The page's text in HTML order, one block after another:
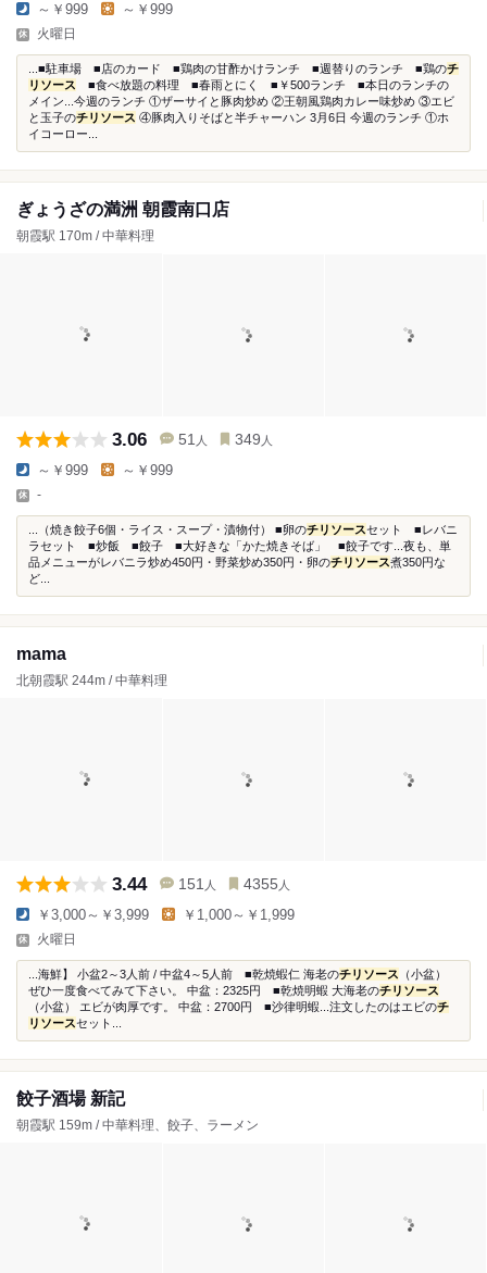
～￥999 ～￥999
火曜日
...■駐車場 ■店のカード ■鶏肉の甘酢かけランチ ■週替りのランチ ■鶏のチ
リソース ■食べ放題の料理 ■春雨とにく ■￥500ランチ ■本日のランチの
メイン...今週のランチ ①ザーサイと豚肉炒め ②王朝風鶏肉カレー味炒め ③エビ
と玉子のチリソース ④豚肉入りそばと半チャーハン 3月6日 今週のランチ ①ホ
イコーロー...
ぎょうざの満洲 朝霞南口店
朝霞駅 170m / 中華料理
3.06 51 人 349 人
～￥999 ～￥999
-
...（焼き餃子6個・ライス・スープ・漬物付） ■卵のチリソースセット ■レバニ
ラセット ■炒飯 ■餃子 ■大好きな「かた焼きそば」 ■餃子です...夜も、単
品メニューがレバニラ炒め450円・野菜炒め350円・卵のチリソース煮350円な
ど...
mama
北朝霞駅 244m / 中華料理
3.44 151 人 4355 人
￥3,000～￥3,999 ￥1,000～￥1,999
火曜日
...海鮮】 小盆2～3人前 / 中盆4～5人前 ■乾焼蝦仁 海老のチリソース （小盆）
ぜひ一度食べてみて下さい。 中盆：2325円 ■乾焼明蝦 大海老のチリソース
（小盆） エビが肉厚です。 中盆：2700円 ■沙律明蝦...注文したのはエビのチ
リソースセット...
餃子酒場 新記
朝霞駅 159m / 中華料理、餃子、ラーメン